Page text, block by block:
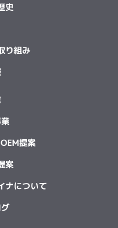
史
り組み
提案
案
ナについて